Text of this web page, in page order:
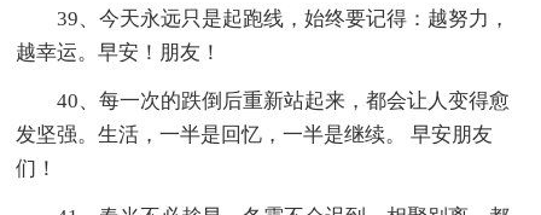
39、今天永远只是起跑线，始终要记得：越努力，
越幸运。早安！朋友！
40、每一次的跌倒后重新站起来，都会让人变得愈
发坚强。生活，一半是回忆，一半是继续。 早安朋友
们！